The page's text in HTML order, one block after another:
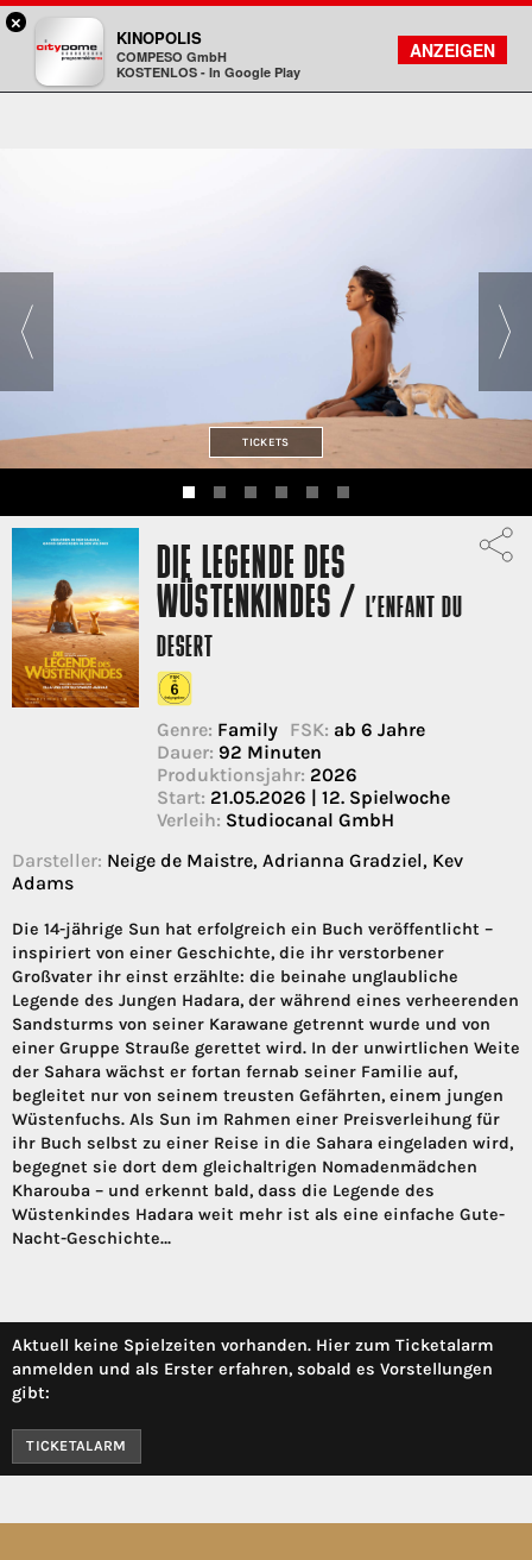
Kinopolis
FILMSUCHE
KONTO
TICKETS
DIE LEGENDE DES
WÜSTENKINDES / L’ENFANT DU
DESERT
Genre: Family FSK: ab 6 Jahre
Dauer: 92 Minuten
Produktionsjahr: 2026
Start: 21.05.2026 | 12. Spielwoche
Verleih: Studiocanal GmbH
Darsteller: Neige de Maistre, Adrianna Gradziel, Kev
Adams
Die 14-jährige Sun hat erfolgreich ein Buch veröffentlicht –
inspiriert von einer Geschichte, die ihr verstorbener
Großvater ihr einst erzählte: die beinahe unglaubliche
Legende des Jungen Hadara, der während eines verheerenden
Sandsturms von seiner Karawane getrennt wurde und von
einer Gruppe Strauße gerettet wird. In der unwirtlichen Weite
der Sahara wächst er fortan fernab seiner Familie auf,
begleitet nur von seinem treusten Gefährten, einem jungen
Wüstenfuchs. Als Sun im Rahmen einer Preisverleihung für
ihr Buch selbst zu einer Reise in die Sahara eingeladen wird,
begegnet sie dort dem gleichaltrigen Nomadenmädchen
Kharouba – und erkennt bald, dass die Legende des
Wüstenkindes Hadara weit mehr ist als eine einfache Gute-
Nacht-Geschichte…
Aktuell keine Spielzeiten vorhanden. Hier zum Ticketalarm
anmelden und als Erster erfahren, sobald es Vorstellungen
gibt:
TICKETALARM
×
KINOPOLIS
COMPESO GmbH
KOSTENLOS - In Google Play
ANZEIGEN